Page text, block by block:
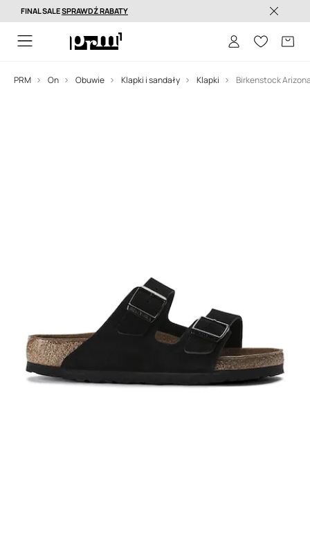
Dostawa nawet w 24h >
FINAL SALESPRAWDŹ RABATY
PRM On Obuwie Klapki i sandały Klapki Birkenstock